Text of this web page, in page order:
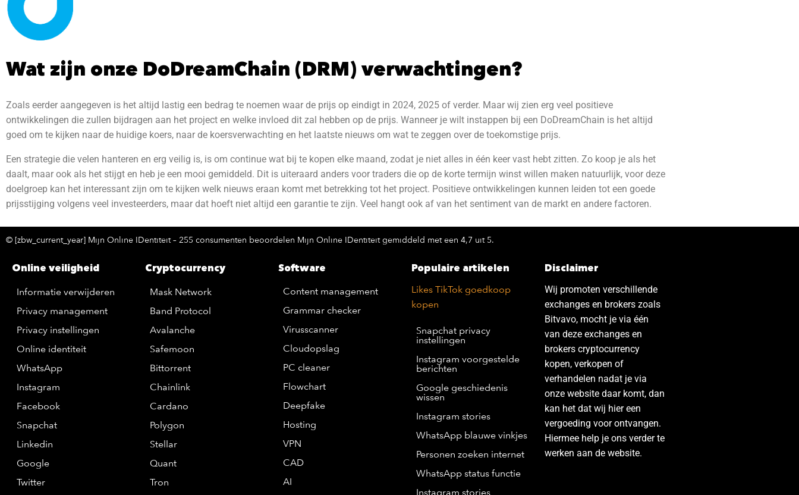
Wat zijn onze DoDreamChain (DRM) verwachtingen?
Zoals eerder aangegeven is het altijd lastig een bedrag te noemen waar de prijs op eindigt in 2024, 2025 of verder. Maar wij zien erg veel positieve
ontwikkelingen die zullen bijdragen aan het project en welke invloed dit zal hebben op de prijs. Wanneer je wilt instappen bij een DoDreamChain is het altijd
goed om te kijken naar de huidige koers, naar de koersverwachting en het laatste nieuws om wat te zeggen over de toekomstige prijs.
Een strategie die velen hanteren en erg veilig is, is om continue wat bij te kopen elke maand, zodat je niet alles in één keer vast hebt zitten. Zo koop je als het
daalt, maar ook als het stijgt en heb je een mooi gemiddeld. Dit is uiteraard anders voor traders die op de korte termijn winst willen maken natuurlijk, voor deze
doelgroep kan het interessant zijn om te kijken welk nieuws eraan komt met betrekking tot het project. Positieve ontwikkelingen kunnen leiden tot een goede
prijsstijging volgens veel investeerders, maar dat hoeft niet altijd een garantie te zijn. Veel hangt ook af van het sentiment van de markt en andere factoren.
© [zbw_current_year] Mijn Online IDentiteit – 255 consumenten beoordelen Mijn Online IDentiteit gemiddeld met een 4,7 uit 5.
Online veiligheid
Informatie verwijderen
Privacy management
Privacy instellingen
Online identiteit
WhatsApp
Instagram
Facebook
Snapchat
Linkedin
Google
Twitter
Cryptocurrency
Mask Network
Band Protocol
Avalanche
Safemoon
Bittorrent
Chainlink
Cardano
Polygon
Stellar
Quant
Tron
Software
Content management
Grammar checker
Virusscanner
Cloudopslag
PC cleaner
Flowchart
Deepfake
Hosting
VPN
CAD
AI
Populaire artikelen
Likes TikTok goedkoop
kopen
Snapchat privacy
instellingen
Instagram voorgestelde
berichten
Google geschiedenis
wissen
Instagram stories
WhatsApp blauwe vinkjes
Personen zoeken internet
WhatsApp status functie
Instagram stories
Disclaimer
Wij promoten verschillende
exchanges en brokers zoals
Bitvavo, mocht je via één
van deze exchanges en
brokers cryptocurrency
kopen, verkopen of
verhandelen nadat je via
onze website daar komt, dan
kan het dat wij hier een
vergoeding voor ontvangen.
Hiermee help je ons verder te
werken aan de website.